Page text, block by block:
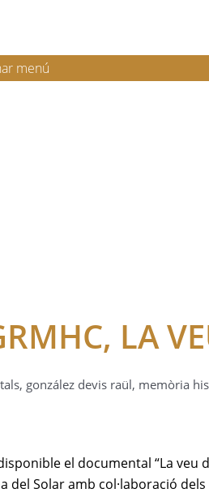
menú
LA
, gonzález devis raül, memòria
el documental “La veu
del Solar amb col·laboració dels